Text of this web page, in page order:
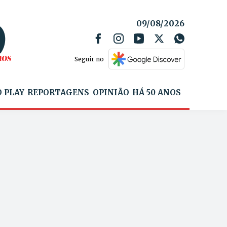
09/08/2026
Seguir no
PLAY REPORTAGENS OPINIÃO HÁ 50 ANOS